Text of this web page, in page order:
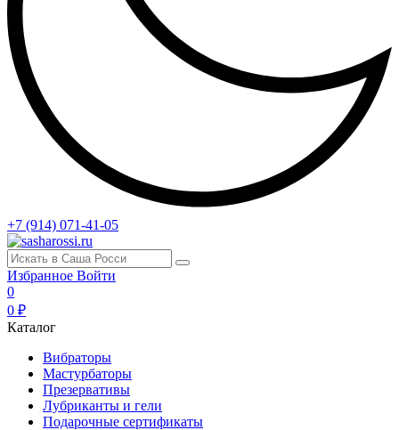
+7 (914) 071-41-05
Избранное Войти
0
0 ₽
Каталог
Вибраторы
Мастурбаторы
Презервативы
Лубриканты и гели
Подарочные сертификаты